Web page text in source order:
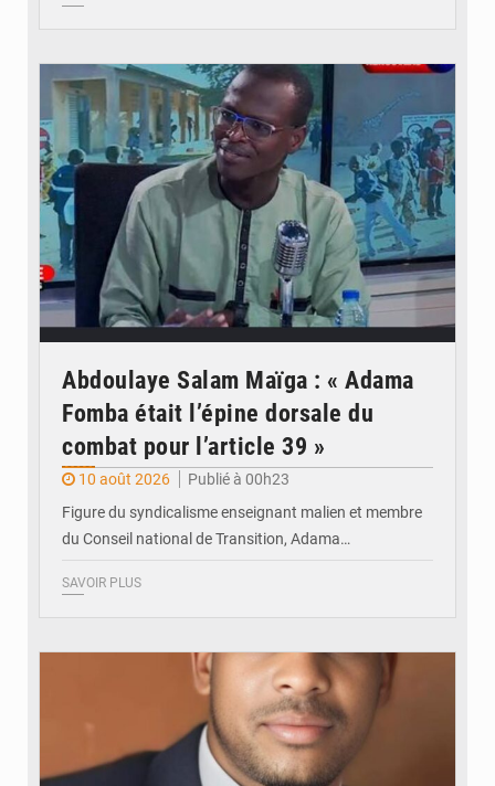
© Internet
Abdoulaye Salam Maïga : « Adama
Fomba était l’épine dorsale du
combat pour l’article 39 »
10 août 2026
Publié à 00h23
Figure du syndicalisme enseignant malien et membre
du Conseil national de Transition, Adama…
SAVOIR PLUS